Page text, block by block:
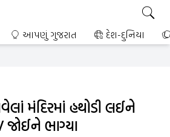
આપણું ગુજરાત દેશ-દુનિયા
મંદિરમાં હથોડી લઈને
જોઈને ભાગ્યા